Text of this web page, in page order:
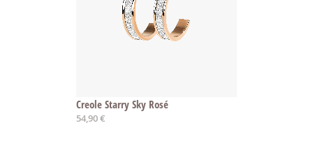
Creole Starry Sky Rosé
54,90 €